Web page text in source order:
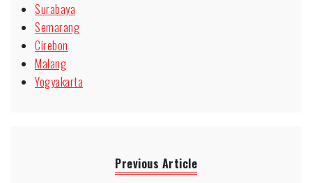
Surabaya
Semarang
Cirebon
Malang
Yogyakarta
Previous Article